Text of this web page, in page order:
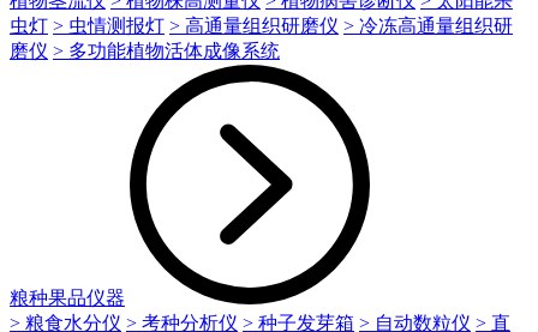
虫灯 > 虫情测报灯 > 高通量组织研磨仪 > 冷冻高通量组织研
磨仪 > 多功能植物活体成像系统
粮种果品仪器
> 粮食水分仪 > 考种分析仪 > 种子发芽箱 > 自动数粒仪 > 直